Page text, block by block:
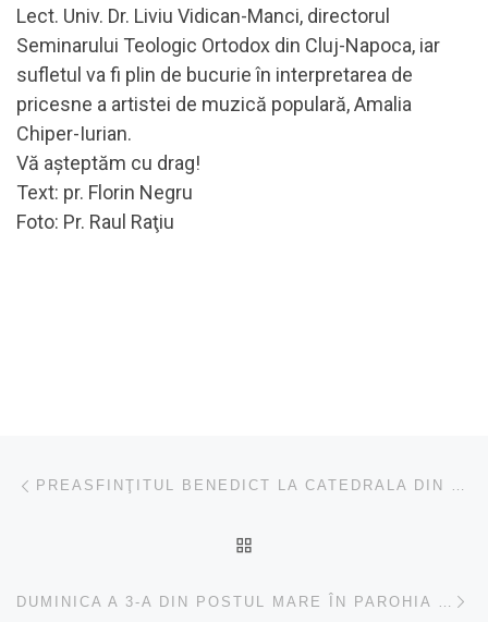
Lect. Univ. Dr. Liviu Vidican-Manci, directorul
Seminarului Teologic Ortodox din Cluj-Napoca, iar
sufletul va fi plin de bucurie în interpretarea de
pricesne a artistei de muzică populară, Amalia
Chiper-Iurian.
Vă aşteptăm cu drag!
Text: pr. Florin Negru
Foto: Pr. Raul Raţiu
Navigare în articole PREASFINŢITUL BENEDICT LA CATEDRALA DIN TURDA